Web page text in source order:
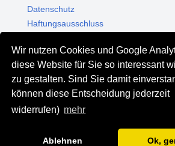
Wir nutzen Cookies und Google
diese Website für Sie so interessant
zu gestalten. Sind Sie damit
können diese Entscheidung jederzeit
widerrufen) mehr
Ablehnen Ok,
Datenschutz
Haftungsausschluss
Shop - Online kaufen
Münzgalerie München
MGM Schmuck
MGM Pfand